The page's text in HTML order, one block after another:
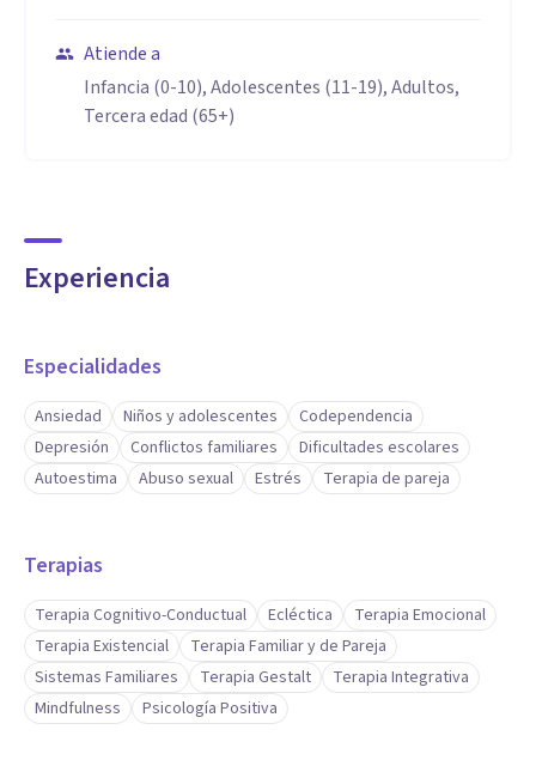
Atiende a
Infancia (0-10), Adolescentes (11-19), Adultos,
Tercera edad (65+)
Experiencia
Especialidades
Ansiedad Niños y adolescentes
Codependencia
Depresión
Conflictos familiares
Dificultades escolares
Autoestima
Abuso sexual Estrés Terapia de pareja
Terapias
Terapia Cognitivo-Conductual Ecléctica
Terapia Emocional
Terapia Existencial
Terapia Familiar y de Pareja
Sistemas Familiares
Terapia Gestalt
Terapia Integrativa
Mindfulness
Psicología Positiva